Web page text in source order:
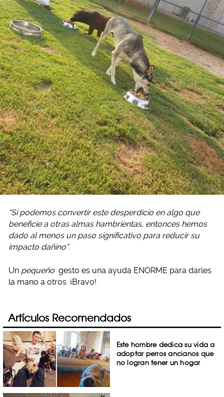
“Si podemos convertir este desperdicio en algo que
beneficie a otras almas hambrientas, entonces hemos
dado al menos un paso significativo para reducir su
impacto dañino”.
Un pequeño gesto es una ayuda ENORME para darles
la mano a otros. ¡Bravo!
Artículos Recomendados
Este hombre dedica su vida a
adoptar perros ancianos que
no logran tener un hogar